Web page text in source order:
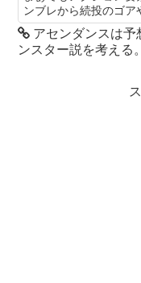
ンブレから続投のゴア
アセンダンスは予
ンスター説を考える。